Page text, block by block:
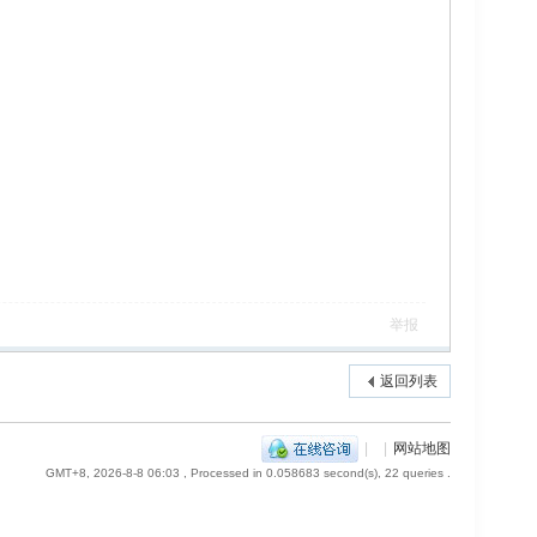
举报
返回列表
| | 网站地图
GMT+8, 2026-8-8 06:03 , Processed in 0.058683 second(s), 22 queries .